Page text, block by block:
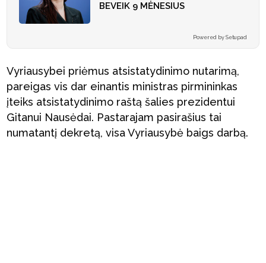
BEVEIK 9 MĖNESIUS
Powered by Setupad
Vyriausybei priėmus atsistatydinimo nutarimą,
pareigas vis dar einantis ministras pirmininkas
įteiks atsistatydinimo raštą šalies prezidentui
Gitanui Nausėdai. Pastarajam pasirašius tai
numatantį dekretą, visa Vyriausybė baigs darbą.